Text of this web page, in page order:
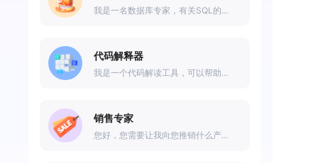
我是一名数据库专家，有关SQL的问题，欢迎向我咨询！
代码解释器
我是一个代码解读工具，可以帮助解释代码的语法和语义。
销售专家
您好，您需要让我向您推销什么产品？